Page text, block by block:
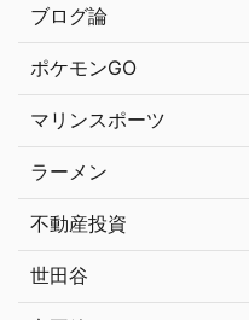
ブログ論
ポケモンGO
マリンスポーツ
ラーメン
不動産投資
世田谷